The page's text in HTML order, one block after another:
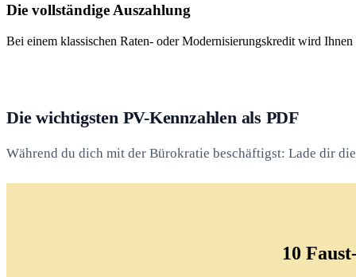
Die vollständige Auszahlung
Bei einem klassischen Raten- oder Modernisierungskredit wird
Die wichtigsten PV-Kennzahlen als PDF
Während du dich mit der Bürokratie beschäftigst: Lade dir
10